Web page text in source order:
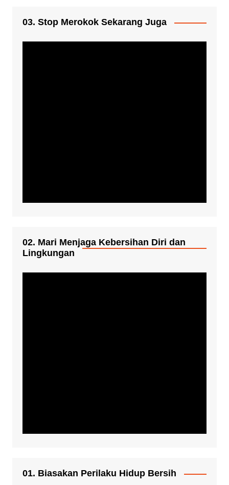
03. Stop Merokok Sekarang Juga
02. Mari Menjaga Kebersihan Diri dan
Lingkungan
01. Biasakan Perilaku Hidup Bersih